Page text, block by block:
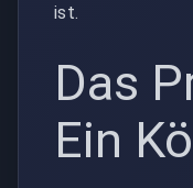
ist.
Das
Ein